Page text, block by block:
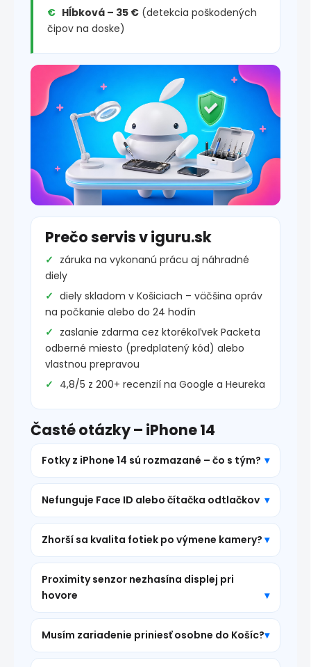
Hĺbková – 35 € (detekcia poškodených
čipov na doske)
Prečo servis v iguru.sk
záruka na vykonanú prácu aj náhradné
diely
diely skladom v Košiciach – väčšina opráv
na počkanie alebo do 24 hodín
zaslanie zdarma cez ktorékoľvek Packeta
odberné miesto (predplatený kód) alebo
vlastnou prepravou
4,8/5 z 200+ recenzií na Google a Heureka
Časté otázky – iPhone 14
Fotky z iPhone 14 sú rozmazané – čo s tým?
Nefunguje Face ID alebo čítačka odtlačkov
Zhorší sa kvalita fotiek po výmene kamery?
Proximity senzor nezhasína displej pri
hovore
Musím zariadenie priniesť osobne do Košíc?